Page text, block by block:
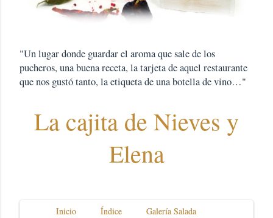
"Un lugar donde guardar el aroma que sale de los
pucheros, una buena receta, la tarjeta de aquel restaurante
que nos gustó tanto, la etiqueta de una botella de vino…"
La cajita de Nieves y
Elena
Inicio Índice
Galería Salada